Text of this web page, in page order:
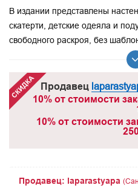
В издании представлены
скатерти, детские одеяла и
свободного раскроя, без
Продавец
10% от стоимости
10% от стоимости
Продавец: laparastyapa